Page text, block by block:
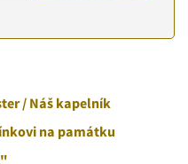
/ Náš kapelník
na památku